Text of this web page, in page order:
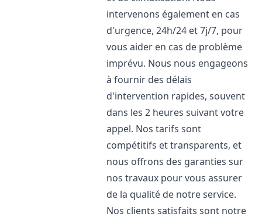
intervenons également en cas
d'urgence, 24h/24 et 7j/7, pour
vous aider en cas de problème
imprévu. Nous nous engageons
à fournir des délais
d'intervention rapides, souvent
dans les 2 heures suivant votre
appel. Nos tarifs sont
compétitifs et transparents, et
nous offrons des garanties sur
nos travaux pour vous assurer
de la qualité de notre service.
Nos clients satisfaits sont notre